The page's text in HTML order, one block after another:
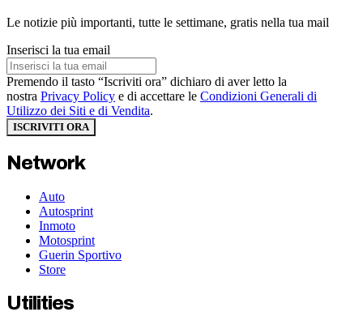
Le notizie più importanti, tutte le settimane, gratis nella tua mail
Inserisci la tua email
Premendo il tasto “Iscriviti ora” dichiaro di aver letto la
nostra Privacy Policy e di accettare le Condizioni Generali di
Utilizzo dei Siti e di Vendita.
ISCRIVITI ORA
Network
Auto
Autosprint
Inmoto
Motosprint
Guerin Sportivo
Store
Utilities